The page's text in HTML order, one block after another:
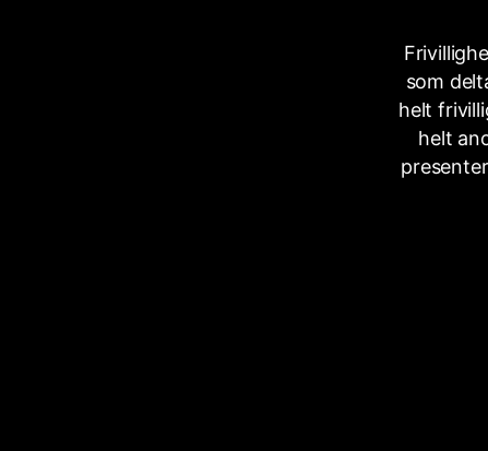
som
helt
helt